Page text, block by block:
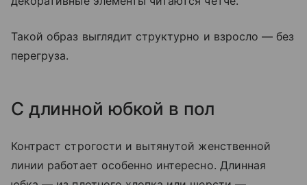
Такой образ выглядит структурно и взросло — без
перегруза.
С длинной юбкой в пол
Контраст строгости и вытянутой женственной
линии работает особенно интересно. Длинная